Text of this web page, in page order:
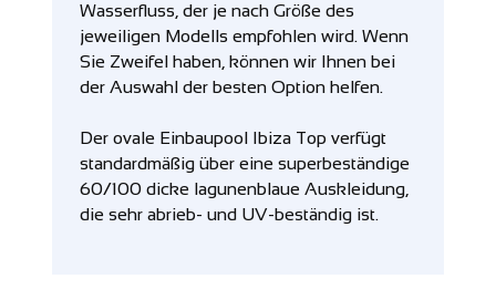
Wasserfluss, der je nach Größe des
jeweiligen Modells empfohlen wird. Wenn
Sie Zweifel haben, können wir Ihnen bei
der Auswahl der besten Option helfen.
Der ovale Einbaupool Ibiza Top verfügt
standardmäßig über eine superbeständige
60/100 dicke lagunenblaue Auskleidung,
die sehr abrieb- und UV-beständig ist.